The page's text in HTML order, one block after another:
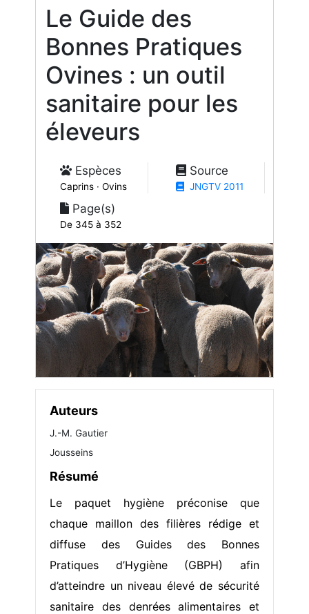
Le Guide des
Bonnes Pratiques
Ovines : un outil
sanitaire pour les
éleveurs
Espèces
Caprins · Ovins
Source
JNGTV 2011
Page(s)
De 345 à 352
Auteurs
J.-M. Gautier
Jousseins
Résumé
Le paquet hygiène préconise que
chaque maillon des filières rédige et
diffuse des Guides des Bonnes
Pratiques d’Hygiène (GBPH) afin
d’atteindre un niveau élevé de sécurité
sanitaire des denrées alimentaires et